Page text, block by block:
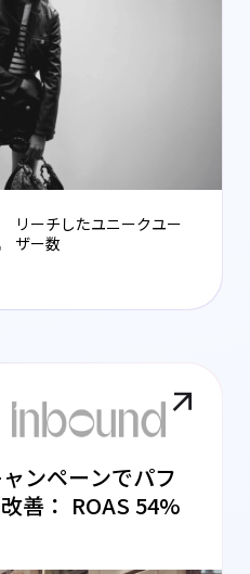
リーチしたユニークユー
ザー数
ンペーンでパフ
善： ROAS 54%